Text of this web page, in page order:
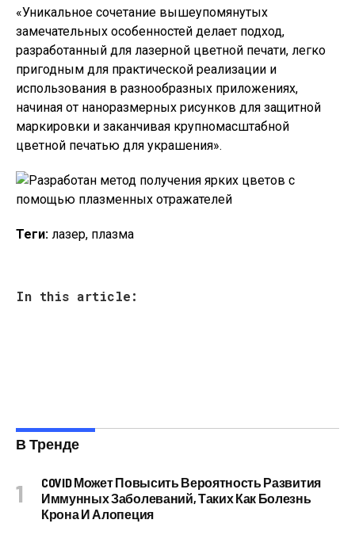
«Уникальное сочетание вышеупомянутых
замечательных особенностей делает подход,
разработанный для лазерной цветной печати, легко
пригодным для практической реализации и
использования в разнообразных приложениях,
начиная от наноразмерных рисунков для защитной
маркировки и заканчивая крупномасштабной
цветной печатью для украшения».
Теги: лазер, плазма
In this article:
В Тренде
COVID Может Повысить Вероятность Развития
Иммунных Заболеваний, Таких Как Болезнь
Крона И Алопеция